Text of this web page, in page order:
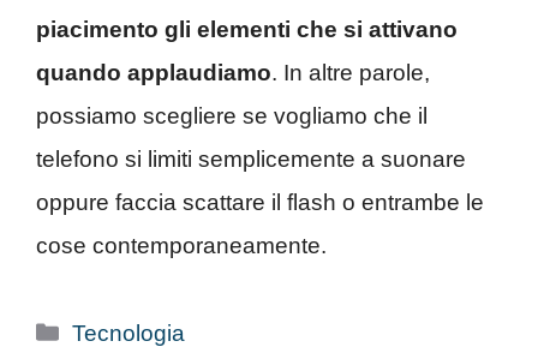
piacimento gli elementi che si attivano
quando applaudiamo. In altre parole,
possiamo scegliere se vogliamo che il
telefono si limiti semplicemente a suonare
oppure faccia scattare il flash o entrambe le
cose contemporaneamente.
Categorie
Tecnologia